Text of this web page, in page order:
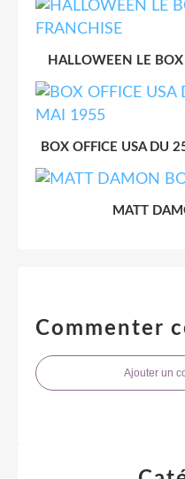
HALLOWEEN LE
BOX OFFICE USA DU
MATT
Commenter
Ajouter un